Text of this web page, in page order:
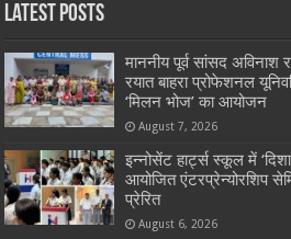
Latest Posts
माननीय पूर्व सांसद
रयात बाहरा प्रोफेशनल
‘मिलन भोज’ का आयोजन
August 7, 2026
इन्नोसेंट हार्ट्स स्कूल में
आयोजित एंटरप्रेन्योरशिप
प्रेरित
August 6, 2026